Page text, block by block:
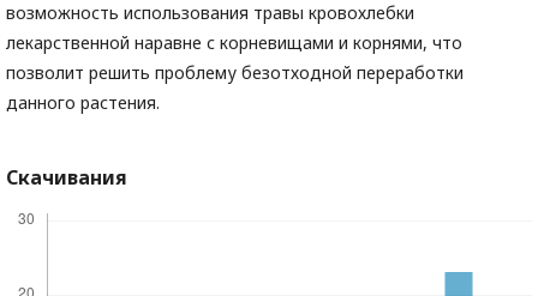
возможность использования травы кровохлебки
лекарственной наравне с корневищами и корнями, что
позволит решить проблему безотходной переработки
данного растения.
Скачивания